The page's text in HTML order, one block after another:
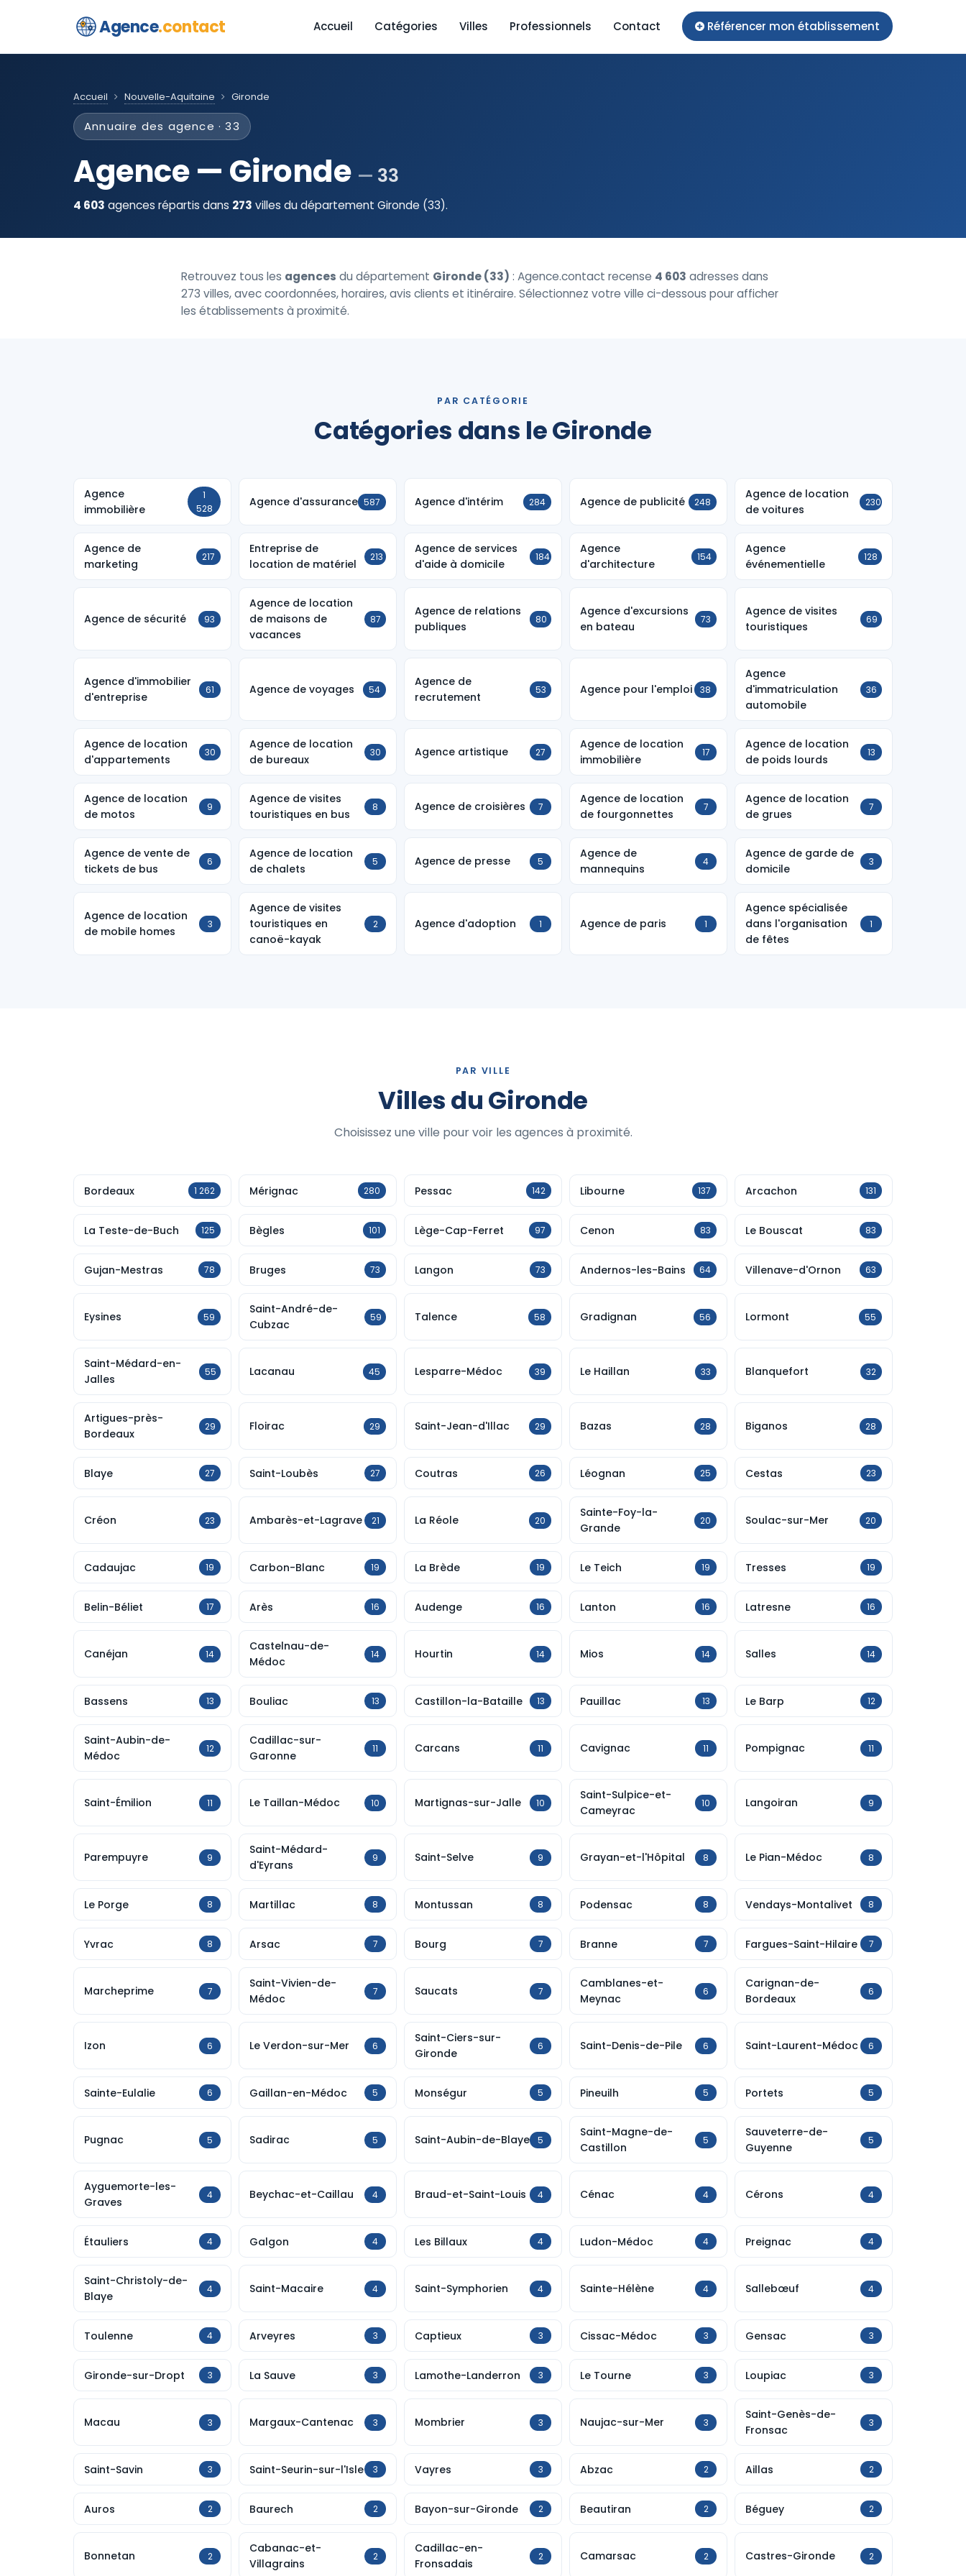
Agence.contact Accueil Catégories Villes Professionnels Contact Référencer mon établissement
Accueil Nouvelle-Aquitaine Gironde
Annuaire des agence · 33
Agence — Gironde 33
4 603 agences répartis dans 273 villes du département Gironde (33).
Retrouvez tous les agences du département Gironde (33) : Agence.contact recense 4 603 adresses dans
273 villes, avec coordonnées, horaires, avis clients et itinéraire. Sélectionnez votre ville ci-dessous pour afficher
les établissements à proximité.
PAR CATÉGORIE
Catégories dans le Gironde
Agence
immobilière
1
528
Agence d'assurance 587 Agence d'intérim 284 Agence de publicité 248
Agence de location
de voitures
230
Agence de
marketing
217
Entreprise de
location de matériel
213
Agence de services
d'aide à domicile
184
Agence
d'architecture
154
Agence
événementielle
128
Agence de sécurité 93
Agence de location
de maisons de
vacances
87
Agence de relations
publiques
80
Agence d'excursions
en bateau
73
Agence de visites
touristiques
69
Agence d'immobilier
d'entreprise
61 Agence de voyages 54
Agence de
recrutement
53 Agence pour l'emploi 38
Agence
d'immatriculation
automobile
36
Agence de location
d'appartements
30
Agence de location
de bureaux
30 Agence artistique 27
Agence de location
immobilière
17
Agence de location
de poids lourds
13
Agence de location
de motos
9
Agence de visites
touristiques en bus
8 Agence de croisières 7
Agence de location
de fourgonnettes
7
Agence de location
de grues
7
Agence de vente de
tickets de bus
6
Agence de location
de chalets
5 Agence de presse 5
Agence de
mannequins
4
Agence de garde de
domicile
3
Agence de location
de mobile homes
3
Agence de visites
touristiques en
canoë-kayak
2 Agence d'adoption 1 Agence de paris 1
Agence spécialisée
dans l'organisation
de fêtes
1
PAR VILLE
Villes du Gironde
Choisissez une ville pour voir les agences à proximité.
Bordeaux 1 262 Mérignac 280 Pessac 142 Libourne 137 Arcachon 131
La Teste-de-Buch 125 Bègles 101 Lège-Cap-Ferret 97 Cenon 83 Le Bouscat 83
Gujan-Mestras 78 Bruges 73 Langon 73 Andernos-les-Bains 64 Villenave-d'Ornon 63
Eysines 59
Saint-André-de-
Cubzac
59 Talence 58 Gradignan 56 Lormont 55
Saint-Médard-en-
Jalles
55 Lacanau 45 Lesparre-Médoc 39 Le Haillan 33 Blanquefort 32
Artigues-près-
Bordeaux
29 Floirac 29 Saint-Jean-d'Illac 29 Bazas 28 Biganos 28
Blaye 27 Saint-Loubès 27 Coutras 26 Léognan 25 Cestas 23
Créon 23 Ambarès-et-Lagrave 21 La Réole 20
Sainte-Foy-la-
Grande
20 Soulac-sur-Mer 20
Cadaujac 19 Carbon-Blanc 19 La Brède 19 Le Teich 19 Tresses 19
Belin-Béliet 17 Arès 16 Audenge 16 Lanton 16 Latresne 16
Canéjan 14
Castelnau-de-
Médoc
14 Hourtin 14 Mios 14 Salles 14
Bassens 13 Bouliac 13 Castillon-la-Bataille 13 Pauillac 13 Le Barp 12
Saint-Aubin-de-
Médoc
12
Cadillac-sur-
Garonne
11 Carcans 11 Cavignac 11 Pompignac 11
Saint-Émilion 11 Le Taillan-Médoc 10 Martignas-sur-Jalle 10
Saint-Sulpice-et-
Cameyrac
10 Langoiran 9
Parempuyre 9
Saint-Médard-
d'Eyrans
9 Saint-Selve 9 Grayan-et-l'Hôpital 8 Le Pian-Médoc 8
Le Porge 8 Martillac 8 Montussan 8 Podensac 8 Vendays-Montalivet 8
Yvrac 8 Arsac 7 Bourg 7 Branne 7 Fargues-Saint-Hilaire 7
Marcheprime 7
Saint-Vivien-de-
Médoc
7 Saucats 7
Camblanes-et-
Meynac
6
Carignan-de-
Bordeaux
6
Izon 6 Le Verdon-sur-Mer 6
Saint-Ciers-sur-
Gironde
6 Saint-Denis-de-Pile 6 Saint-Laurent-Médoc 6
Sainte-Eulalie 6 Gaillan-en-Médoc 5 Monségur 5 Pineuilh 5 Portets 5
Pugnac 5 Sadirac 5 Saint-Aubin-de-Blaye 5
Saint-Magne-de-
Castillon
5
Sauveterre-de-
Guyenne
5
Ayguemorte-les-
Graves
4 Beychac-et-Caillau 4 Braud-et-Saint-Louis 4 Cénac 4 Cérons 4
Étauliers 4 Galgon 4 Les Billaux 4 Ludon-Médoc 4 Preignac 4
Saint-Christoly-de-
Blaye
4 Saint-Macaire 4 Saint-Symphorien 4 Sainte-Hélène 4 Sallebœuf 4
Toulenne 4 Arveyres 3 Captieux 3 Cissac-Médoc 3 Gensac 3
Gironde-sur-Dropt 3 La Sauve 3 Lamothe-Landerron 3 Le Tourne 3 Loupiac 3
Macau 3 Margaux-Cantenac 3 Mombrier 3 Naujac-sur-Mer 3
Saint-Genès-de-
Fronsac
3
Saint-Savin 3 Saint-Seurin-sur-l'Isle 3 Vayres 3 Abzac 2 Aillas 2
Auros 2 Baurech 2 Bayon-sur-Gironde 2 Beautiran 2 Béguey 2
Bonnetan 2
Cabanac-et-
Villagrains
2
Cadillac-en-
Fronsadais
2 Camarsac 2 Castres-Gironde 2